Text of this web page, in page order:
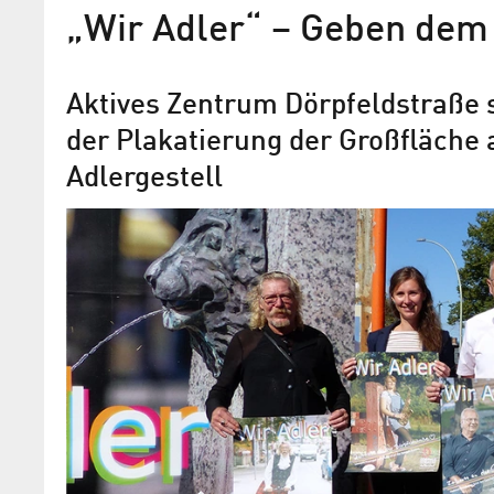
„Wir Adler“ – Geben
Aktives Zentrum Dörpfeldstraße
der Plakatierung der Großfläche
Adlergestell
StadtteilHUB in der
Das Projekt erhält für die Entwicklung
nachhaltigen Lieferlogistik 225.000 €
Zentren“